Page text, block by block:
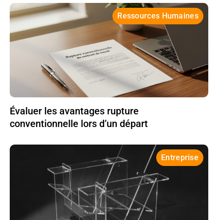
Ressources Humaines
Évaluer les avantages rupture
conventionnelle lors d’un départ
Entreprise